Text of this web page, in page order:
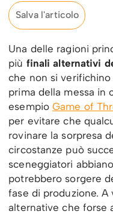
Salva l'articolo
Una delle ragioni
più finali alternativi
che non si
prima della messa in
esempioGame of
per evitare che
rovinare la sorpresa
circostanze può
sceneggiatori
potrebbero sorgere
fase di produzione.
alternative che forse